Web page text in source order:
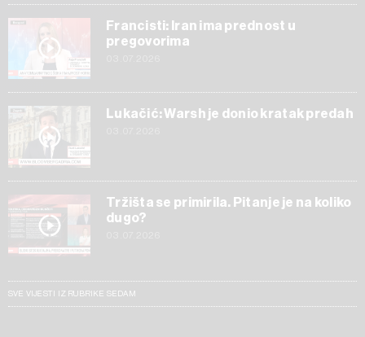
Francisti: Iran ima prednost u
pregovorima
Lukačić: Warsh je donio kratak predah
Tržišta se primirila. Pitanje je na koliko
dugo?
SVE VIJESTI IZ RUBRIKE SEDAM